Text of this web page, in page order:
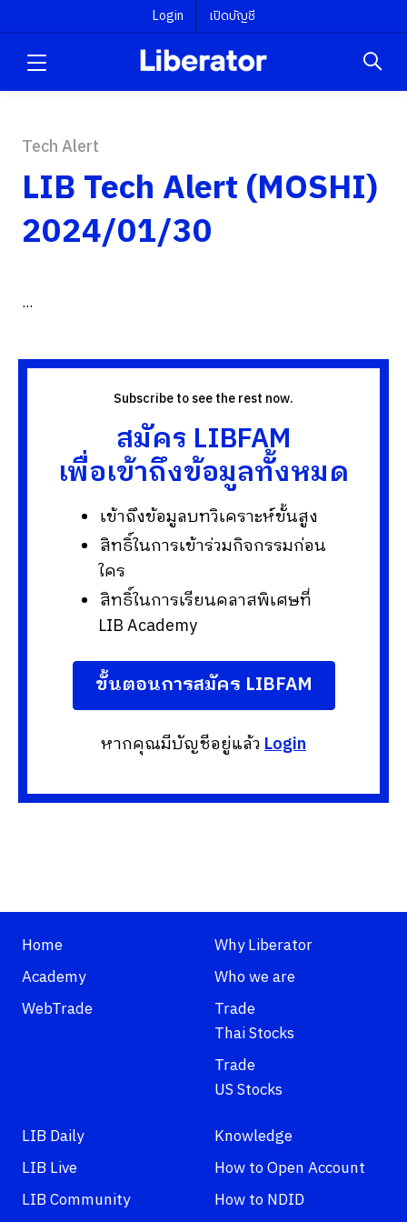
Login เปิดบัญชี
Tech Alert
LIB Tech Alert (MOSHI)
2024/01/30
...
Subscribe to see the rest now.
สมัคร LIBFAM
เพื่อเข้าถึงข้อมูลทั้งหมด
เข้าถึงข้อมูลบทวิเคราะห์ขั้นสูง
สิทธิ์ในการเข้าร่วมกิจกรรมก่อน
ใคร
สิทธิ์ในการเรียนคลาสพิเศษที่
LIB Academy
ขั้นตอนการสมัคร LIBFAM
หากคุณมีบัญชีอยู่แล้วLogin
Home
Academy
WebTrade
Why Liberator
Who we are
Trade
Thai Stocks
Trade
US Stocks
LIB Daily
LIB Live
LIB Community
Knowledge
How to Open Account
How to NDID